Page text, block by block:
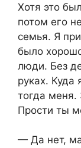
Хотя это
потом его
семья. Я
было
люди. Без
руках. Куда
тогда
Прости ты
— Да нет,